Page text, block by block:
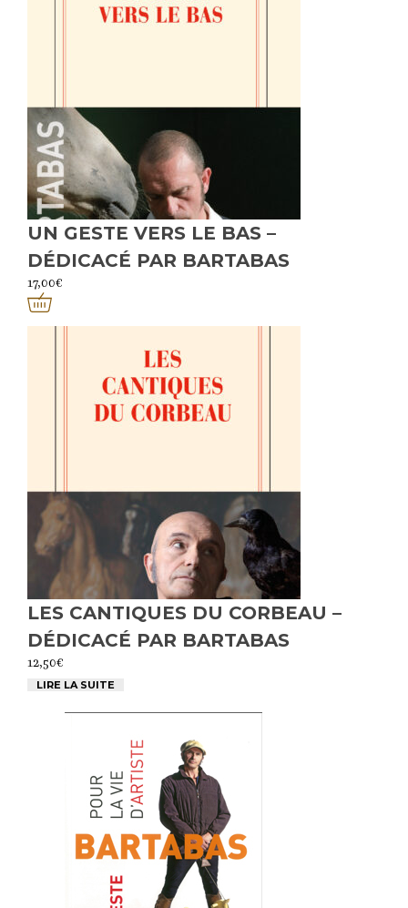
UN GESTE VERS LE BAS –
DÉDICACÉ PAR BARTABAS
17,00€
LES CANTIQUES DU CORBEAU –
DÉDICACÉ PAR BARTABAS
12,50€
LIRE LA SUITE